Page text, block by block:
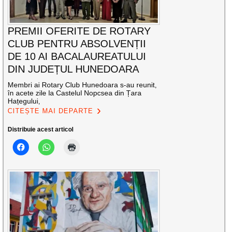
PREMII OFERITE DE ROTARY
CLUB PENTRU ABSOLVENȚII
DE 10 AI BACALAUREATULUI
DIN JUDEȚUL HUNEDOARA
Membri ai Rotary Club Hunedoara s-au reunit,
în acete zile la Castelul Nopcsea din Țara
Hațegului,
CITEȘTE MAI DEPARTE
Distribuie acest articol